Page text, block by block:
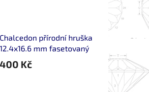
Chalcedon přírodní hruška
12.4x16.6 mm fasetovaný
kabošon
400 Kč